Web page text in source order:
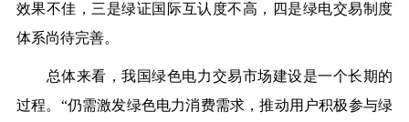
效果不佳，三是绿证国际互认度不高，四是绿电交易制度
体系尚待完善。
总体来看，我国绿色电力交易市场建设是一个长期的
过程。 “仍需激发绿色电力消费需求，推动用户积极参与绿